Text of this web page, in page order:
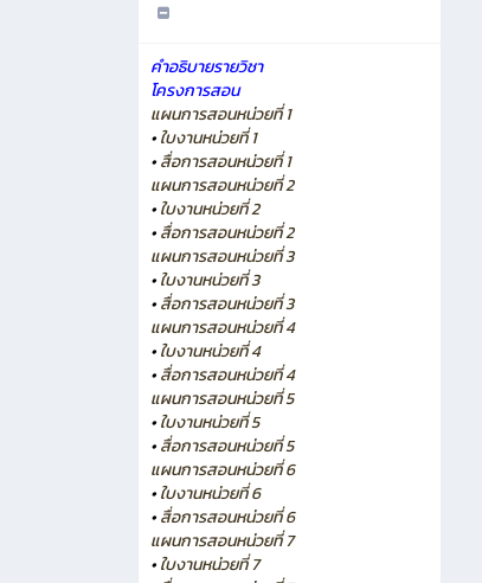
คำอธิบายรายวิชา
โครงการสอน
แผนการสอนหน่วยที่ 1
•ใบงานหน่วยที่ 1
•สื่อการสอนหน่วยที่ 1
แผนการสอนหน่วยที่ 2
•ใบงานหน่วยที่ 2
•สื่อการสอนหน่วยที่ 2
แผนการสอนหน่วยที่ 3
•ใบงานหน่วยที่ 3
•สื่อการสอนหน่วยที่ 3
แผนการสอนหน่วยที่ 4
•ใบงานหน่วยที่ 4
•สื่อการสอนหน่วยที่ 4
แผนการสอนหน่วยที่ 5
•ใบงานหน่วยที่ 5
•สื่อการสอนหน่วยที่ 5
แผนการสอนหน่วยที่ 6
•ใบงานหน่วยที่ 6
•สื่อการสอนหน่วยที่ 6
แผนการสอนหน่วยที่ 7
•ใบงานหน่วยที่ 7